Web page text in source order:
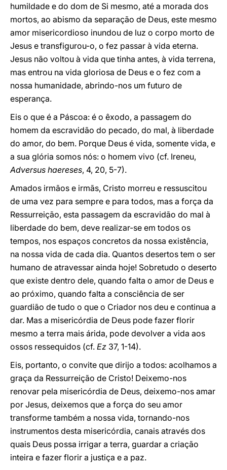
humildade e do dom de Si mesmo, até a morada dos
mortos, ao abismo da separação de Deus, este mesmo
amor misericordioso inundou de luz o corpo morto de
Jesus e transfigurou-o, o fez passar à vida eterna.
Jesus não voltou à vida que tinha antes, à vida terrena,
mas entrou na vida gloriosa de Deus e o fez com a
nossa humanidade, abrindo-nos um futuro de
esperança.
Eis o que é a Páscoa: é o êxodo, a passagem do
homem da escravidão do pecado, do mal, à liberdade
do amor, do bem. Porque Deus é vida, somente vida, e
a sua glória somos nós: o homem vivo (cf. Ireneu,
Adversus haereses, 4, 20, 5-7).
Amados irmãos e irmãs, Cristo morreu e ressuscitou
de uma vez para sempre e para todos, mas a força da
Ressurreição, esta passagem da escravidão do mal à
liberdade do bem, deve realizar-se em todos os
tempos, nos espaços concretos da nossa existência,
na nossa vida de cada dia. Quantos desertos tem o ser
humano de atravessar ainda hoje! Sobretudo o deserto
que existe dentro dele, quando falta o amor de Deus e
ao próximo, quando falta a consciência de ser
guardião de tudo o que o Criador nos deu e continua a
dar. Mas a misericórdia de Deus pode fazer florir
mesmo a terra mais árida, pode devolver a vida aos
ossos ressequidos (cf. Ez 37, 1-14).
Eis, portanto, o convite que dirijo a todos: acolhamos a
graça da Ressurreição de Cristo! Deixemo-nos
renovar pela misericórdia de Deus, deixemo-nos amar
por Jesus, deixemos que a força do seu amor
transforme também a nossa vida, tornando-nos
instrumentos desta misericórdia, canais através dos
quais Deus possa irrigar a terra, guardar a criação
inteira e fazer florir a justiça e a paz.